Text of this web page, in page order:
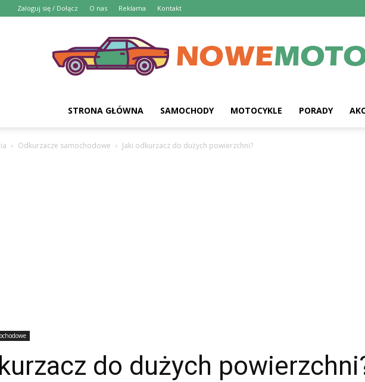
Zaloguj się / Dołącz O nas Reklama Kontakt
STRONA GŁÓWNA SAMOCHODY MOTOCYKLE PORADY
Odkurzacze samochodowe Jaki odkurzacz do dużych powierzchni?
do dużych